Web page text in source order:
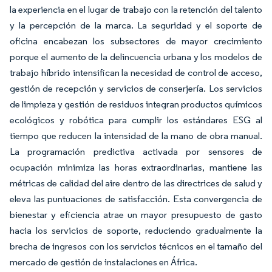
la experiencia en el lugar de trabajo con la retención del talento
y la percepción de la marca. La seguridad y el soporte de
oficina encabezan los subsectores de mayor crecimiento
porque el aumento de la delincuencia urbana y los modelos de
trabajo híbrido intensifican la necesidad de control de acceso,
gestión de recepción y servicios de conserjería. Los servicios
de limpieza y gestión de residuos integran productos químicos
ecológicos y robótica para cumplir los estándares ESG al
tiempo que reducen la intensidad de la mano de obra manual.
La programación predictiva activada por sensores de
ocupación minimiza las horas extraordinarias, mantiene las
métricas de calidad del aire dentro de las directrices de salud y
eleva las puntuaciones de satisfacción. Esta convergencia de
bienestar y eficiencia atrae un mayor presupuesto de gasto
hacia los servicios de soporte, reduciendo gradualmente la
brecha de ingresos con los servicios técnicos en el tamaño del
mercado de gestión de instalaciones en África.